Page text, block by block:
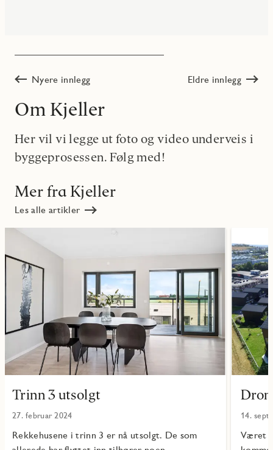
Nyere innlegg Eldre innlegg
Om Kjeller
Her vil vi legge ut foto og video underveis i
byggeprosessen. Følg med!
Mer fra Kjeller
Les alle artikler
Trinn 3 utsolgt
27. februar 2024
Rekkehusene i trinn 3 er nå utsolgt. De som
14.
Været